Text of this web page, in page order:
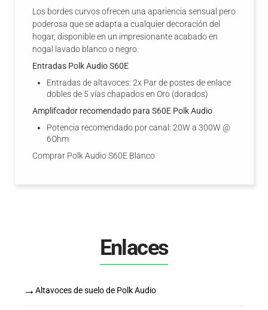
Los bordes curvos ofrecen una apariencia sensual pero
poderosa que se adapta a cualquier decoración del
hogar, disponible en un impresionante acabado en
nogal lavado blanco o negro.
Entradas Polk Audio S60E
Entradas de altavoces: 2x Par de postes de enlace
dobles de 5 vías chapados en Oro (dorados)
Amplifcador recomendado para S60E Polk Audio
Potencia recomendado por canal: 20W a 300W @
6Ohm
Comprar Polk Audio S60E Blanco
Enlaces
→ Altavoces de suelo de Polk Audio